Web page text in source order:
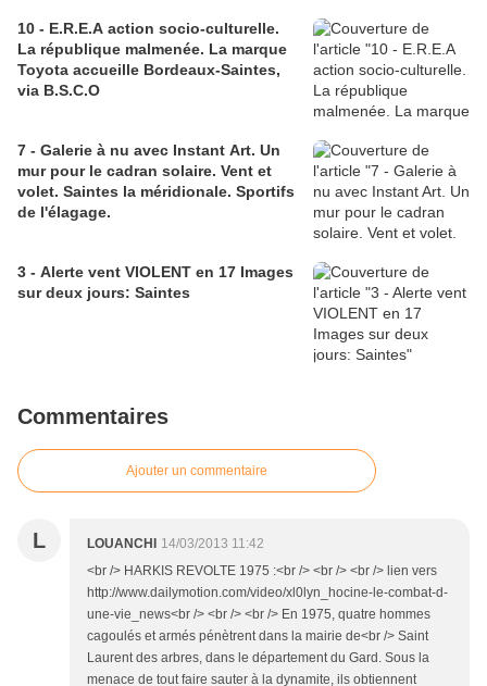
10 - E.R.E.A action socio-culturelle.
La république malmenée. La marque
Toyota accueille Bordeaux-Saintes,
via B.S.C.O
7 - Galerie à nu avec Instant Art. Un
mur pour le cadran solaire. Vent et
volet. Saintes la méridionale. Sportifs
de l'élagage.
3 - Alerte vent VIOLENT en 17 Images
sur deux jours: Saintes
Commentaires
Ajouter un commentaire
L LOUANCHI
14/03/2013 11:42
<br /> HARKIS REVOLTE 1975 :<br /> <br /> <br /> lien vers
http://www.dailymotion.com/video/xl0lyn_hocine-le-combat-d-
une-vie_news<br /> <br /> <br /> En 1975, quatre hommes
cagoulés et armés pénètrent dans la mairie de<br /> Saint
Laurent des arbres, dans le département du Gard. Sous la
menace de tout faire sauter à la dynamite, ils obtiennent